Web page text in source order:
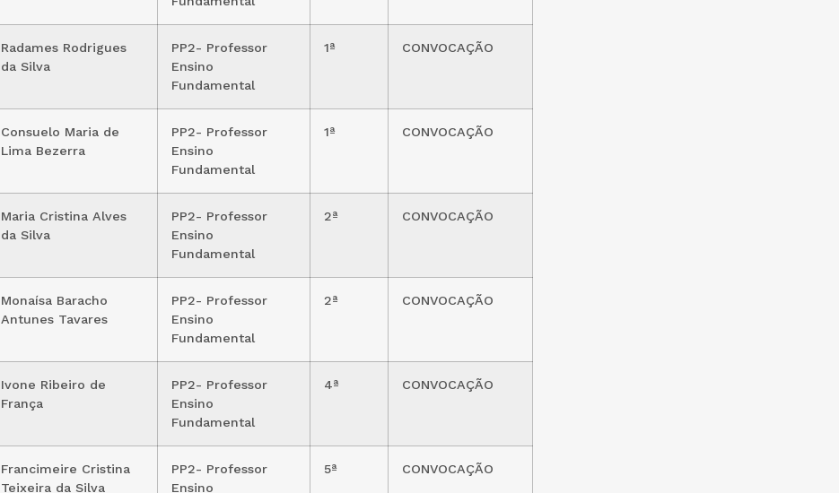
Radames Rodrigues
da Silva
PP2- Professor
Ensino
Fundamental
1ª CONVOCAÇÃO
Consuelo Maria de
Lima Bezerra
PP2- Professor
Ensino
Fundamental
1ª CONVOCAÇÃO
Maria Cristina Alves
da Silva
PP2- Professor
Ensino
Fundamental
2ª CONVOCAÇÃO
Monaísa Baracho
Antunes Tavares
PP2- Professor
Ensino
Fundamental
2ª CONVOCAÇÃO
Ivone Ribeiro de
França
PP2- Professor
Ensino
Fundamental
4ª CONVOCAÇÃO
Francimeire Cristina
Teixeira da Silva
PP2- Professor
Ensino
5ª CONVOCAÇÃO